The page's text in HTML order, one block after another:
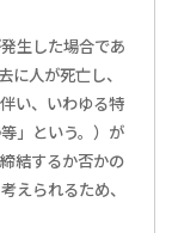
生した場合であ
に人が死亡し、
い、いわゆる特
」という。）が
結するか否かの
えられるため、